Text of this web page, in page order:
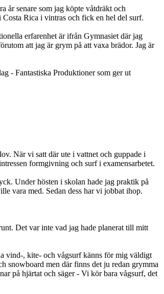
år senare som jag köpte våtdräkt och
Rica i vintras och fick en hel del surf.
erfarenhet är ifrån Gymnasiet där jag
att jag är grym på att vaxa brädor. Jag är
- Fantastiska Produktioner som ger ut
När vi satt där ute i vattnet och guppade i
formgivning och surf i examensarbetet.
Under hösten i skolan hade jag praktik på
vara med. Sedan dess har vi jobbat ihop.
Det var inte vad jag hade planerat till mitt
vind-, kite- och vågsurf känns för mig väldigt
snowboard men där finns det ju redan grymma
på hjärtat och säger - Vi kör bara vågsurf, det